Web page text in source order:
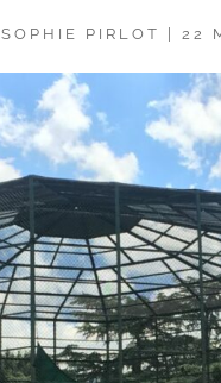
SOPHIE PIRLOT | 22